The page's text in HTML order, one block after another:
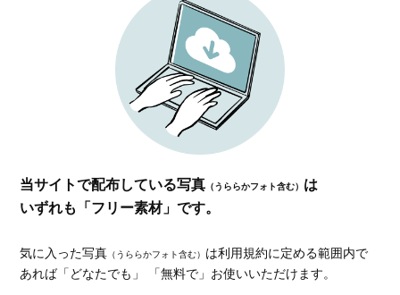
当サイトで配布している写真 （うららかフォト含む） は
いずれも「フリー素材」です。
気に入った写真 （うららかフォト含む） は利用規約に定める範囲内で
あれば「どなたでも」 「無料で」お使いいただけます。